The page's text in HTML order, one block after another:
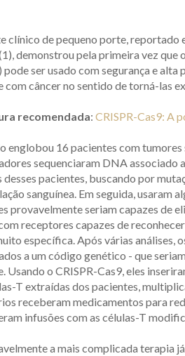
clínico de pequeno porte, reportado
demonstrou pela primeira vez que
pode ser usado com segurança e
com câncer no sentido de torná-las
recomendada: CRISPR-Cas9: A
englobou 16 pacientes com tumores
sequenciaram DNA associado
pacientes, buscando por
sanguínea. Em seguida, usaram
provavelmente seriam capazes de
receptores capazes de
específica. Após várias análises,
a um código genético - que
Usando o CRISPR-Cas9, eles
T extraídas dos pacientes,
receberam medicamentos para
infusões com as células-T
a mais complicada terapia